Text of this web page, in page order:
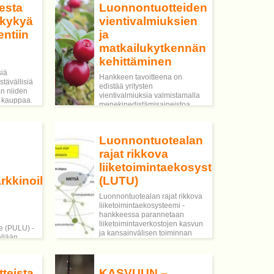
niiden
Luonnontuotteiden
vientivalmiuksien
ja
matkailukytkennän
kehittäminen
Hankkeen tavoitteena on
edistää yritysten
vientivalmiuksia valmistamalla
menekinedistämisaineistoa,
(PULU) -
Luonnontuotealan
rajat rikkova
liiketoimintaekosysteemi
(LUTU)
Luonnontuotealan rajat rikkova
liiketoimintaekosysteemi -
hankkeessa parannetaan
liiketoimintaverkostojen kasvun
ja kansainvälisen toiminnan
Hankkeen osatavoitteet ovat: (1)